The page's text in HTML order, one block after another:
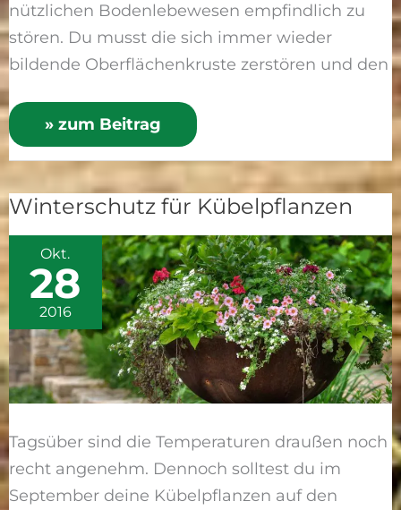
nützlichen Bodenlebewesen empfindlich zu
stören. Du musst die sich immer wieder
bildende Oberflächenkruste zerstören und den
» zum Beitrag
Winterschutz für Kübelpflanzen
Okt.
28
2016
Tagsüber sind die Temperaturen draußen noch
recht angenehm. Dennoch solltest du im
September deine Kübelpflanzen auf den
Winterschutz
für
Kübelpflanzen